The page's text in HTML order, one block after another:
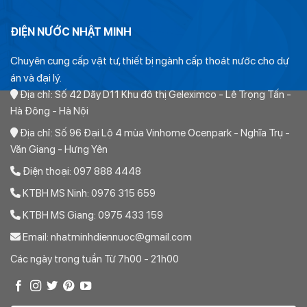
Thứ nhất:
Ống PVC tiền phong chỉ có các đường kính sau: 21, 27, 34,
42, 48. 60, 75, 90, 110, 125, 140, 160, 180. 200, 225, 280,
315, 355. 400, 450, 500, Hết. Ngoài ra không có bất kỳ
đường kính nào khác. Do đó khi khách hàng gửi yêu cầu báo
giá có các đường kính gần đúng chúng tôi sẽ quy đổi về các
Thứ hai:
Ống nhựa PVC tiền phong tính đường kính là đường kính
ngoài (DN) không phải đường kính trong (A).Do đó đối với
ĐIỆN NƯỚC NHẬT MINH
Chuyên cung cấp vật tư, thiết bị ngành cấp thoát nước cho dự
án và đại lý.
Địa chỉ: Số 42 Dãy D11 Khu đô thị Geleximco - Lê Trọng Tấn -
Hà Đông - Hà Nội
Địa chỉ: Số 96 Đại Lộ 4 mùa Vinhome Ocenpark - Nghĩa Trụ -
Văn Giang - Hưng Yên
Điện thoại: 097 888 4448
KTBH MS Ninh: 0976 315 659
KTBH MS Giang: 0975 433 159
Email: nhatminhdiennuoc@gmail.com
Các ngày trong tuần Từ 7h00 - 21h00